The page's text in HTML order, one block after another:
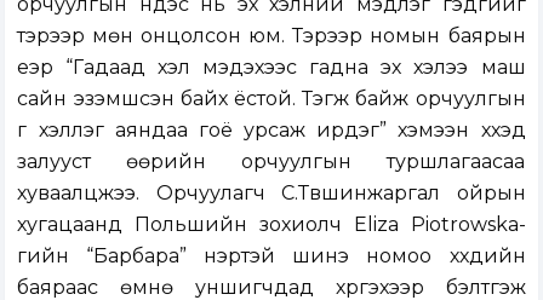
тэрээр мөн онцолсон юм. Тэрээр номын баярын
үеэр “Гадаад хэл мэдэхээс гадна эх хэлээ маш
сайн эзэмшсэн байх ёстой. Тэгж байж орчуулгын
үг хэллэг аяндаа гоё урсаж ирдэг” хэмээн хүүхэд
залууст өөрийн орчуулгын туршлагаасаа
хуваалцжээ. Орчуулагч С.Түвшинжаргал ойрын
хугацаанд Польшийн зохиолч Eliza Piotrowska-
гийн “Барбара” нэртэй шинэ номоо хүүхдийн
баяраас өмнө уншигчдад хүргэхээр бэлтгэж